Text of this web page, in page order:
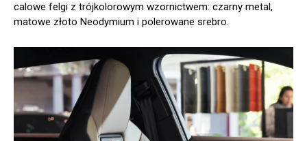
calowe felgi z trójkolorowym wzornictwem: czarny metal,
matowe złoto Neodymium i polerowane srebro.